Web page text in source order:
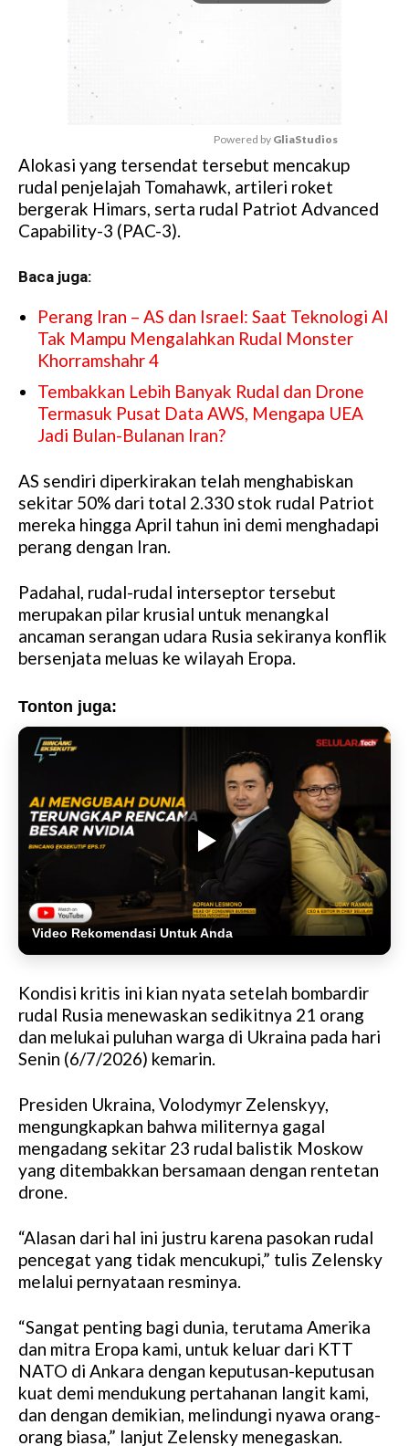
M
u
t
Powered by GliaStudios
Alokasi yang tersendat tersebut mencakup
rudal penjelajah Tomahawk, artileri roket
bergerak Himars, serta rudal Patriot Advanced
Capability-3 (PAC-3).
Baca juga:
Perang Iran – AS dan Israel: Saat Teknologi AI
Tak Mampu Mengalahkan Rudal Monster
Khorramshahr 4
Tembakkan Lebih Banyak Rudal dan Drone
Termasuk Pusat Data AWS, Mengapa UEA
Jadi Bulan-Bulanan Iran?
AS sendiri diperkirakan telah menghabiskan
sekitar 50% dari total 2.330 stok rudal Patriot
mereka hingga April tahun ini demi menghadapi
perang dengan Iran.
Padahal, rudal-rudal interseptor tersebut
merupakan pilar krusial untuk menangkal
ancaman serangan udara Rusia sekiranya konflik
bersenjata meluas ke wilayah Eropa.
Tonton juga:
Video Rekomendasi Untuk Anda
Kondisi kritis ini kian nyata setelah bombardir
rudal Rusia menewaskan sedikitnya 21 orang
dan melukai puluhan warga di Ukraina pada hari
Senin (6/7/2026) kemarin.
Presiden Ukraina, Volodymyr Zelenskyy,
mengungkapkan bahwa militernya gagal
mengadang sekitar 23 rudal balistik Moskow
yang ditembakkan bersamaan dengan rentetan
drone.
“Alasan dari hal ini justru karena pasokan rudal
pencegat yang tidak mencukupi,” tulis Zelensky
melalui pernyataan resminya.
“Sangat penting bagi dunia, terutama Amerika
dan mitra Eropa kami, untuk keluar dari KTT
NATO di Ankara dengan keputusan-keputusan
kuat demi mendukung pertahanan langit kami,
dan dengan demikian, melindungi nyawa orang-
orang biasa,” lanjut Zelensky menegaskan.